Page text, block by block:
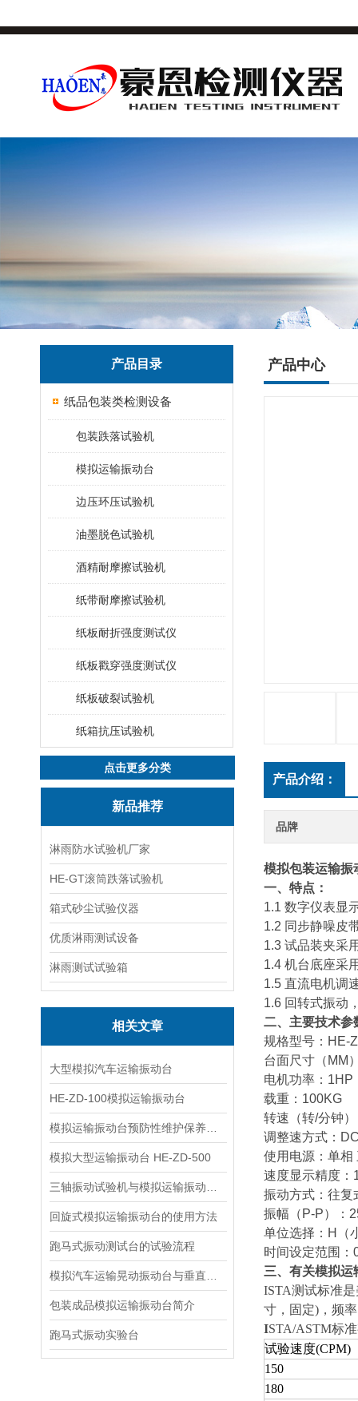
产品目录
纸品包装类检测设备
包装跌落试验机
模拟运输振动台
边压环压试验机
油墨脱色试验机
酒精耐摩擦试验机
纸带耐摩擦试验机
纸板耐折强度测试仪
纸板戳穿强度测试仪
纸板破裂试验机
纸箱抗压试验机
点击更多分类
新品推荐
淋雨防水试验机厂家
HE-GT滚筒跌落试验机
箱式砂尘试验仪器
优质淋雨测试设备
淋雨测试试验箱
相关文章
大型模拟汽车运输振动台
HE-ZD-100模拟运输振动台
模拟大型运输振动台 HE-ZD-500
回旋式模拟运输振动台的使用方法
跑马式振动测试台的试验流程
包装成品模拟运输振动台简介
跑马式振动实验台
产品中心
产品介绍：
品牌
模拟包装运输振
一、特点：
1.1 数字仪表显
1.2 同步静噪皮
1.3 试品装夹采
1.4 机台底座采
1.5 直流电机调
1.6 回转式振动
二、主要技术参
规格型号：HE-
台面尺寸（MM
电机功率：1HP
载重：100KG
转速（转/分钟
调整速方式：
使用电源：单相
速度显示精度：
振动方式：往复
振幅（P-P）：
单位选择：H（
时间设定范围
三、有关模拟运
ISTA测试标准
寸，固定)，频
ISTA/ASTM标
试验速度(CPM)
150
180